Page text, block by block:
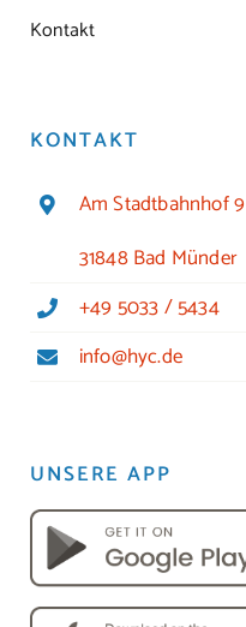
Kontakt
KONTAKT
Am Stadtbahnhof 9
31848 Bad Münder
+49 5033 / 5434
info@hyc.de
UNSERE APP